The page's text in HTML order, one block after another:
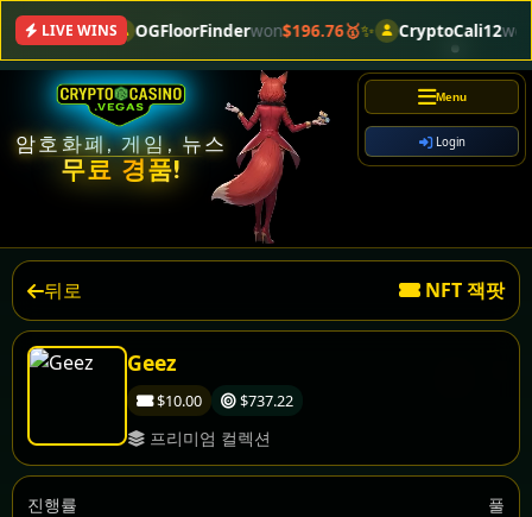
LIVE WINS OGFloorFinderwon$196.76🥇✨ CryptoCali12won
암호화폐, 게임, 뉴스
무료 경품!
Menu
Login
뒤로 NFT 잭팟
Geez
$10.00 $737.22
프리미엄 컬렉션
진행률 풀